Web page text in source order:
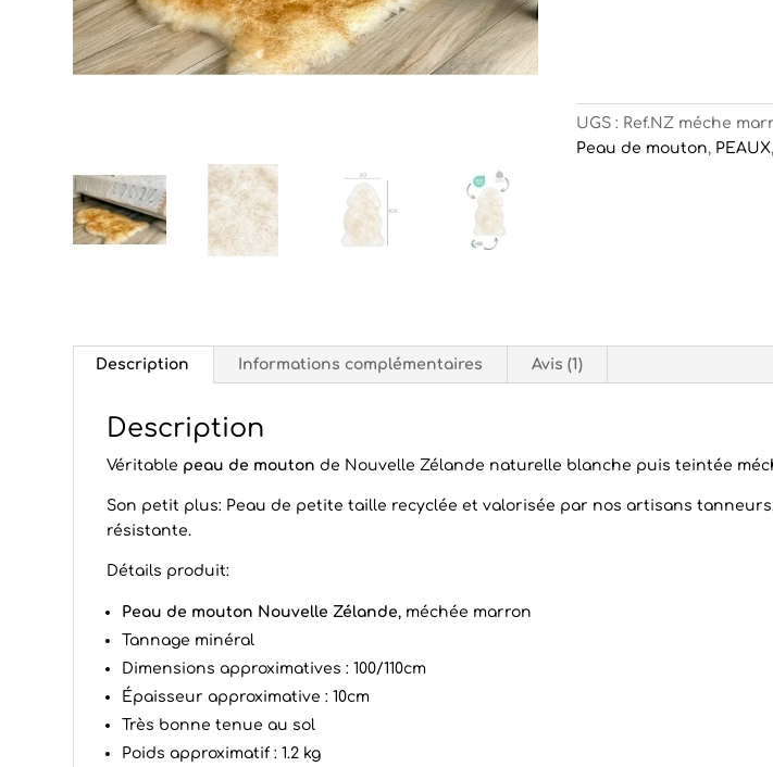
UGS : Ref.NZ méche
Peau de mouton, PEAUX
Description Informations complémentaires Avis (1)
Description
Véritable peau de mouton de Nouvelle Zélande naturelle blanche puis teintée
Son petit plus: Peau de petite taille recyclée et valorisée par nos artisans
résistante.
Détails produit:
Peau de mouton Nouvelle Zélande, méchée marron
Tannage minéral
Dimensions approximatives : 100/110cm
Épaisseur approximative : 10cm
Très bonne tenue au sol
Poids approximatif : 1.2 kg